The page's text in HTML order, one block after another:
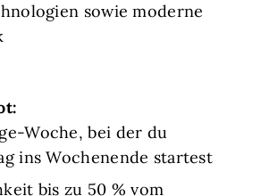
sowie moderne
Woche, bei der du
ins Wochenende startest
bis zu 50 % vom